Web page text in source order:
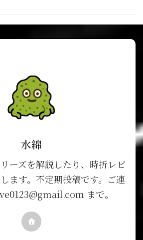
水綿
ーズを解説したり、時折レビ
ます。不定期投稿です。ご連
まで。